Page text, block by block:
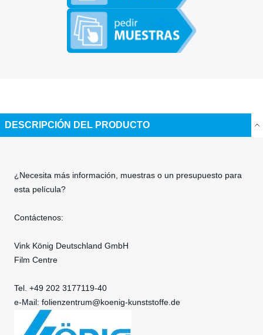
DESCRIPCIÓN DEL PRODUCTO
¿Necesita más información, muestras o un presupuesto para
esta película?
Contáctenos:
Vink König Deutschland GmbH
Film Centre
Tel. +49 202 3177119-40
e-Mail: folienzentrum@koenig-kunststoffe.de